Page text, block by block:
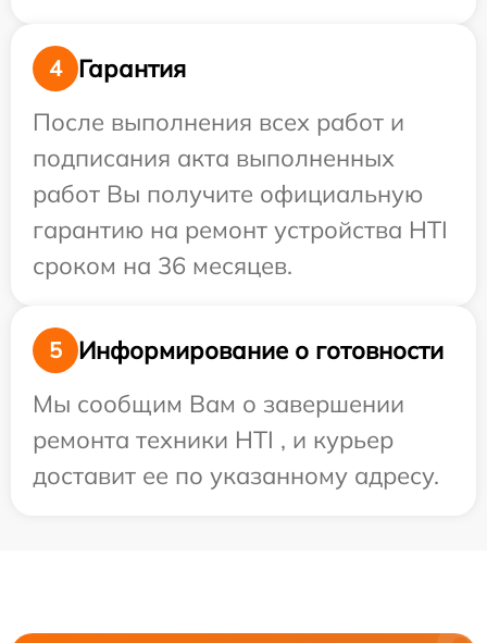
4
Гарантия
После выполнения всех работ и
подписания акта выполненных
работ Вы получите официальную
гарантию на ремонт устройства HTI
сроком на 36 месяцев.
5
Информирование о готовности
Мы сообщим Вам о завершении
ремонта техники HTI , и курьер
доставит ее по указанному адресу.